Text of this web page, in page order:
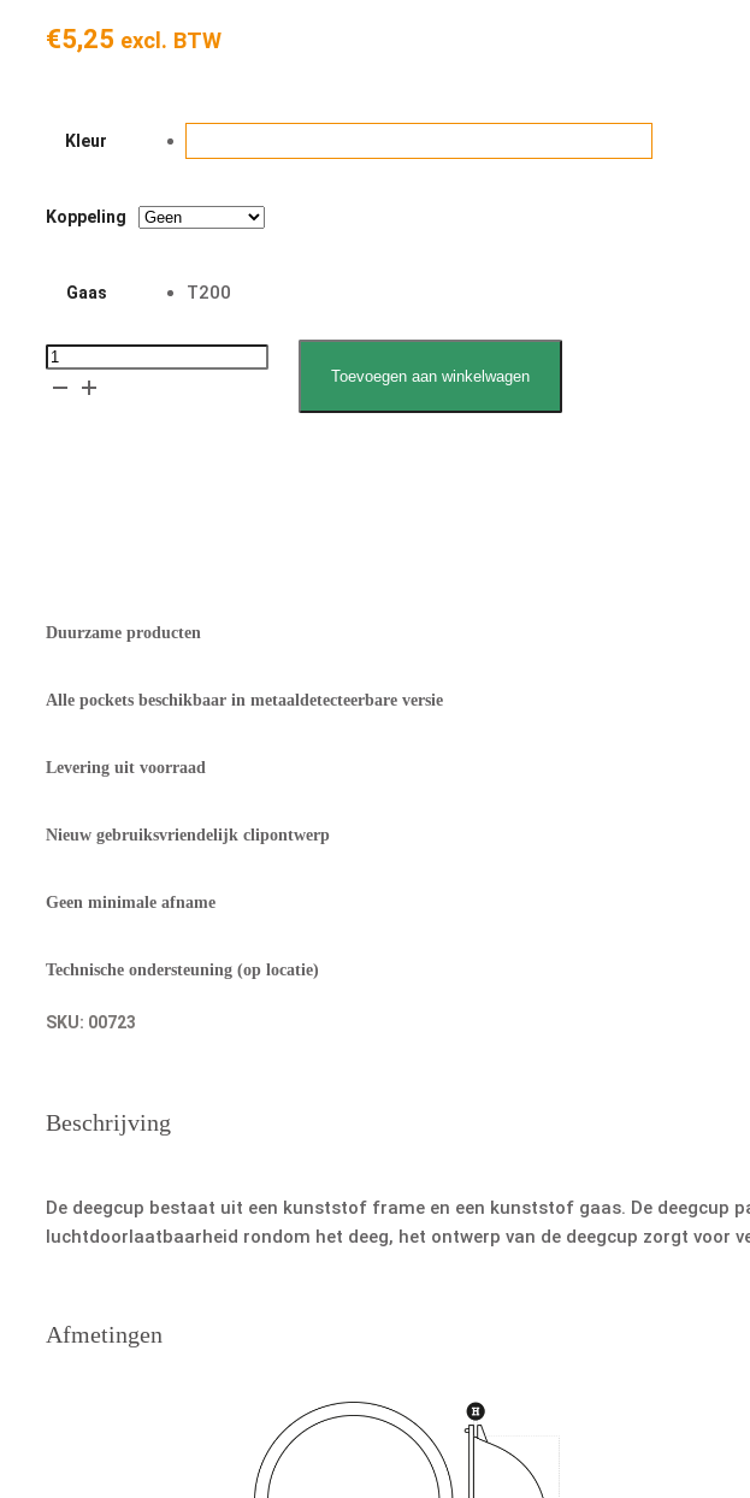
€5,25 excl. BTW
Kleur
Koppeling
Gaas T200
Deegcup
diam.
Toevoegen aan winkelwagen
Duurzame producten
Alle pockets beschikbaar in metaaldetecteerbare versie
Levering uit voorraad
Nieuw gebruiksvriendelijk clipontwerp
Geen minimale afname
Technische ondersteuning (op locatie)
SKU: 00723
Beschrijving
De deegcup bestaat uit een kunststof frame en een kunststof gaas. De deegcup
luchtdoorlaatbaarheid rondom het deeg, het ontwerp van de deegcup zorgt voor
Afmetingen